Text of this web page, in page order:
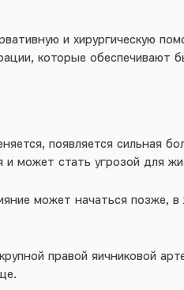
и хирургическую
которые обеспечивают
появляется сильная
и может стать угрозой для
может начаться позже,
правой яичниковой